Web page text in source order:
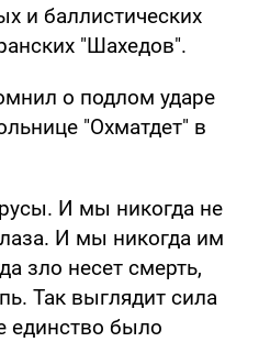
и баллистических
"Шахедов".
о подлом ударе
"Охматдет" в
И мы никогда не
И мы никогда им
зло несет смерть,
Так выглядит сила
единство было